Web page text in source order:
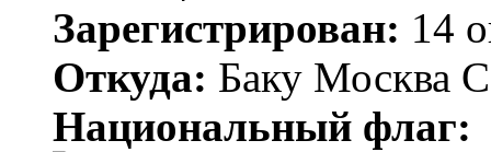
Зарегистрирован: 14
Откуда: Баку Москва
Национальный флаг: